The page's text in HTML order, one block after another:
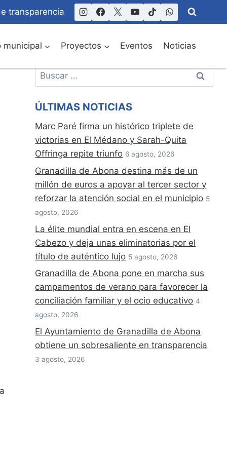
transparencia
municipal Proyectos Eventos Noticias
Buscar:
ÚLTIMAS NOTICIAS
Marc Paré firma un histórico triplete de
victorias en El Médano y Sarah-Quita
Offringa repite triunfo 6 agosto, 2026
Granadilla de Abona destina más de un
millón de euros a apoyar al tercer sector y
reforzar la atención social en el municipio 5
agosto, 2026
La élite mundial entra en escena en El
Cabezo y deja unas eliminatorias por el
título de auténtico lujo 5 agosto, 2026
Granadilla de Abona pone en marcha sus
campamentos de verano para favorecer la
conciliación familiar y el ocio educativo 4
agosto, 2026
El Ayuntamiento de Granadilla de Abona
obtiene un sobresaliente en transparencia
3 agosto, 2026